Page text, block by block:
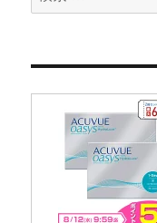
索
象: